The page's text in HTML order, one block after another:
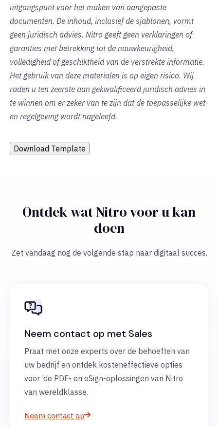
uitgangspunt voor het maken van aangepaste
documenten. De inhoud, inclusief de sjablonen, vormt
geen juridisch advies. Nitro geeft geen verklaringen of
garanties met betrekking tot de nauwkeurigheid,
volledigheid of geschiktheid van de verstrekte informatie.
Het gebruik van deze materialen is op eigen risico. Wij
raden u ten zeerste aan gekwalificeerd juridisch advies in
te winnen om er zeker van te zijn dat de toepasselijke wet-
en regelgeving wordt nageleefd.
Download Template
Ontdek wat Nitro voor u kan
doen
Zet vandaag nog de volgende stap naar digitaal succes.
Neem contact op met Sales
Praat met onze experts over de behoeften van
uw bedrijf en ontdek kosteneffectieve opties
voor ’de PDF- en eSign-oplossingen van Nitro
van wereldklasse.
Neem contact op